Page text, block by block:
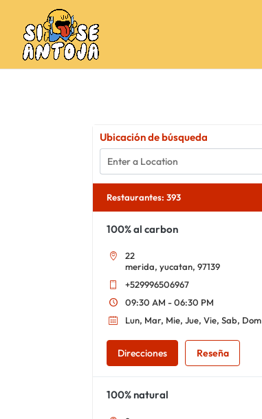
Ubicación de búsqueda
Restaurantes:393
100% al carbon
22
merida, yucatan, 97139
+529996506967
09:30 AM - 06:30 PM
Lun, Mar, Mie, Jue, Vie, Sab, Dom
Direcciones Reseña
100% natural